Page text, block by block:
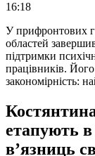
16:18
У прифронтових
областей
підтримки
працівників.
закономірність:
етапують
в’язниць